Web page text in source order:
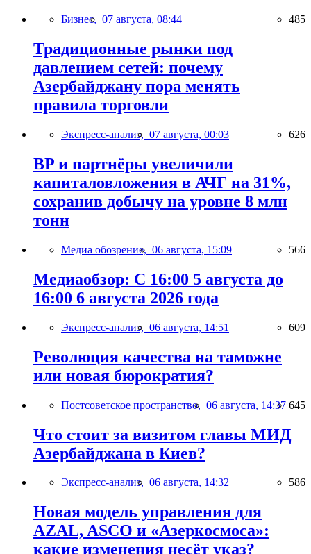
Бизнес, 07 августа, 08:44 485
Традиционные рынки под
давлением сетей: почему
Азербайджану пора менять
правила торговли
Экспресс-анализ, 07 августа, 00:03 626
BP и партнёры увеличили
капиталовложения в АЧГ на 31%,
сохранив добычу на уровне 8 млн
тонн
Медиа обозрение, 06 августа, 15:09 566
Медиаобзор: С 16:00 5 августа до
16:00 6 августа 2026 года
Экспресс-анализ, 06 августа, 14:51 609
Революция качества на таможне
или новая бюрократия?
Постсоветское пространство, 06 августа, 14:37 645
Что стоит за визитом главы МИД
Азербайджана в Киев?
Экспресс-анализ, 06 августа, 14:32 586
Новая модель управления для
AZAL, ASCO и «Азеркосмоса»:
какие изменения несёт указ?